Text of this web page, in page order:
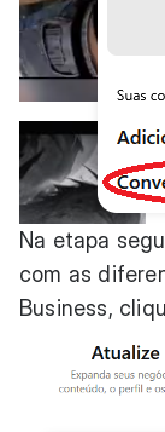
Na etapa
com as
Business,